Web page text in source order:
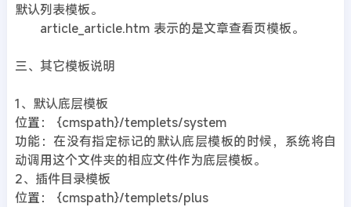
默认列表模板。
article_article.htm 表示的是文章查看页模板。
三、其它模板说明
1、默认底层模板
位置： {cmspath}/templets/system
功能：在没有指定标记的默认底层模板的时候，系统将自
动调用这个文件夹的相应文件作为底层模板。
2、插件目录模板
位置： {cmspath}/templets/plus